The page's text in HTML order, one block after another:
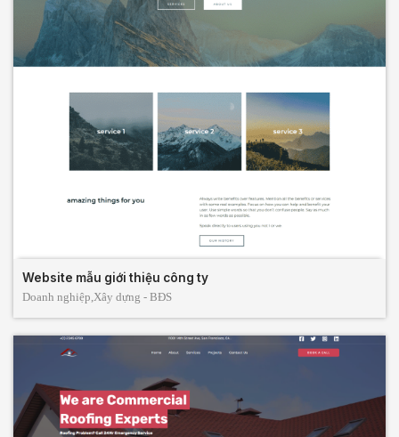
Website mẫu giới thiệu công ty
Doanh nghiệp,Xây dựng - BĐS